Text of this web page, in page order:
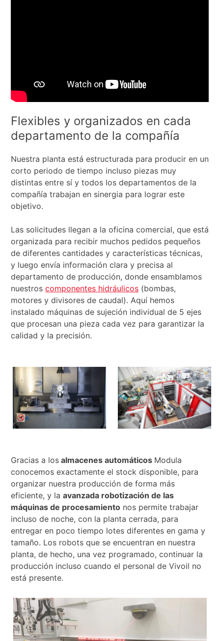
Flexibles y organizados en cada
departamento de la compañía
Nuestra planta está estructurada para producir en un
corto periodo de tiempo incluso piezas muy
distintas entre sí y todos los departamentos de la
compañía trabajan en sinergia para lograr este
objetivo.
Las solicitudes llegan a la oficina comercial, que está
organizada para recibir muchos pedidos pequeños
de diferentes cantidades y características técnicas,
y luego envía información clara y precisa al
departamento de producción, donde ensamblamos
nuestroscomponentes hidráulicos (bombas,
motores y divisores de caudal). Aquí hemos
instalado máquinas de sujeción individual de 5 ejes
que procesan una pieza cada vez para garantizar la
calidad y la precisión.
Gracias a los almacenes automáticos Modula
conocemos exactamente el stock disponible, para
organizar nuestra producción de forma más
eficiente, y laavanzada robotización de las
máquinas de procesamiento nos permite trabajar
incluso de noche, con la planta cerrada, para
entregar en poco tiempo lotes diferentes en gama y
tamaño. Los robots que se encuentran en nuestra
planta, de hecho, una vez programado, continuar la
producción incluso cuando el personal de Vivoil no
está presente.